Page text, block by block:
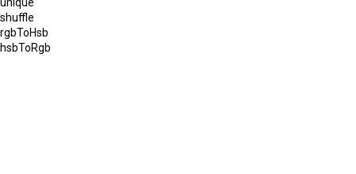
shuffle
rgbToHsb
hsbToRgb